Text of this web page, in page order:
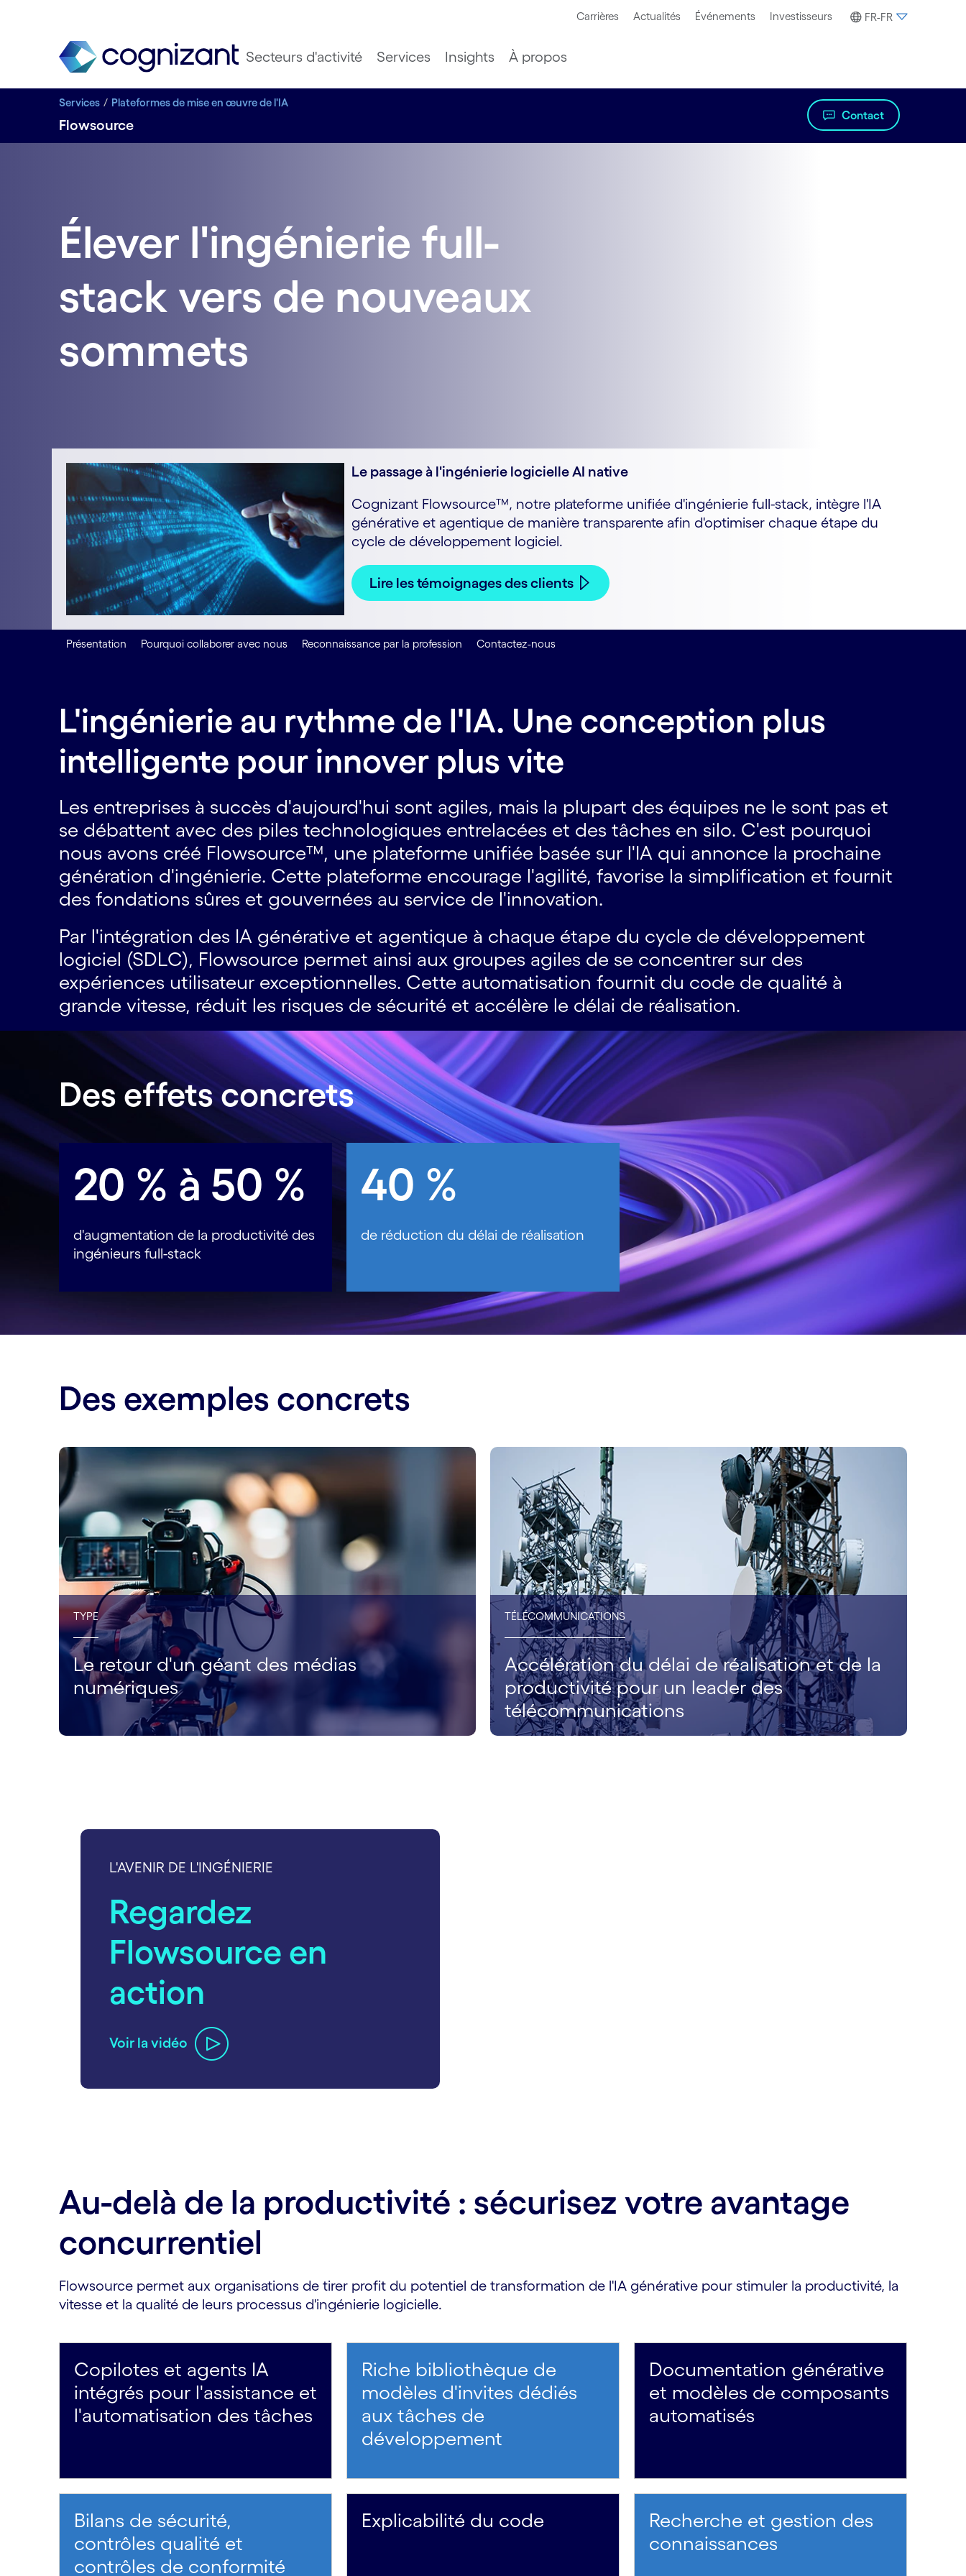
Carrières Actualités Événements Investisseurs FR-FR
Secteurs d'activité Services Insights À propos
Services Plateformes de mise en œuvre de l'IA
Flowsource
Contact
Élever l'ingénierie full-
stack vers de nouveaux
sommets
Le passage à l'ingénierie logicielle AI native
Cognizant Flowsource™, notre plateforme unifiée d'ingénierie full-stack, intègre l'IA
générative et agentique de manière transparente afin d'optimiser chaque étape du
cycle de développement logiciel.
Lire les témoignages des clients
Présentation Pourquoi collaborer avec nous Reconnaissance par la profession Contactez-nous
L'ingénierie au rythme de l'IA. Une conception plus
intelligente pour innover plus vite
Les entreprises à succès d'aujourd'hui sont agiles, mais la plupart des équipes ne le sont pas et
se débattent avec des piles technologiques entrelacées et des tâches en silo. C'est pourquoi
nous avons créé Flowsource™, une plateforme unifiée basée sur l'IA qui annonce la prochaine
génération d'ingénierie. Cette plateforme encourage l'agilité, favorise la simplification et fournit
des fondations sûres et gouvernées au service de l'innovation.
Par l'intégration des IA générative et agentique à chaque étape du cycle de développement
logiciel (SDLC), Flowsource permet ainsi aux groupes agiles de se concentrer sur des
expériences utilisateur exceptionnelles. Cette automatisation fournit du code de qualité à
grande vitesse, réduit les risques de sécurité et accélère le délai de réalisation.
Des effets concrets
20 % à 50 %
d'augmentation de la productivité des
ingénieurs full-stack
40 %
de réduction du délai de réalisation
Des exemples concrets
TYPE
Le retour d'un géant des médias
numériques
TÉLÉCOMMUNICATIONS
Accélération du délai de réalisation et de la
productivité pour un leader des
télécommunications
L'AVENIR DE L'INGÉNIERIE
Regardez
Flowsource en
action
Voir la vidéo
Au-delà de la productivité : sécurisez votre avantage
concurrentiel
Flowsource permet aux organisations de tirer profit du potentiel de transformation de l'IA générative pour stimuler la productivité, la
vitesse et la qualité de leurs processus d'ingénierie logicielle.
Copilotes et agents IA
intégrés pour l'assistance et
l'automatisation des tâches
Riche bibliothèque de
modèles d'invites dédiés
aux tâches de
développement
Documentation générative
et modèles de composants
automatisés
Bilans de sécurité,
contrôles qualité et
contrôles de conformité
Explicabilité du code
Recherche et gestion des
connaissances